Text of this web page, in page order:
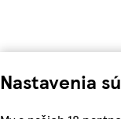
Nastavenia